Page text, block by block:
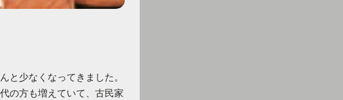
と少なくなってきました。
の方も増えていて、古民家